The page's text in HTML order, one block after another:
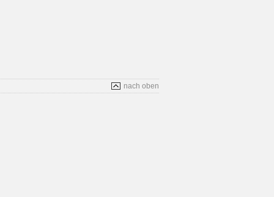
nach oben